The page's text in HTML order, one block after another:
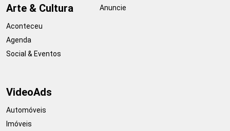
Arte & Cultura
Aconteceu
Agenda
Social & Eventos
Anuncie
VideoAds
Automóveis
Imóveis